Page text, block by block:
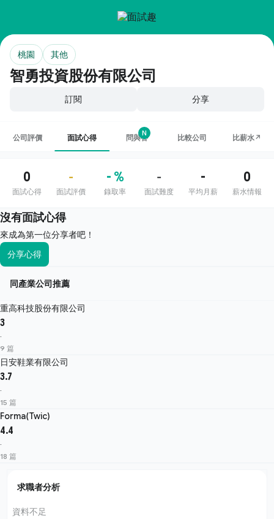
智勇投資股份有限公司
桃園 其他
訂閱 分享
公司評價 面試心得 問與答
N
比較公司 比薪水↗
0
面試心得
-
面試評價
- %
錄取率
-
面試難度
-
平均月薪
0
薪水情報
沒有面試心得
來成為第一位分享者吧！
分享心得
同產業公司推薦
重高科技股份有限公司
3
·
9 篇
日安鞋業有限公司
3.7
·
15 篇
Forma(Twic)
4.4
·
18 篇
求職者分析
資料不足